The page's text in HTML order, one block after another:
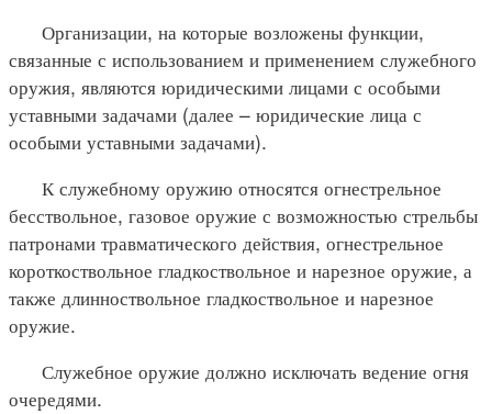
Организации, на которые возложены функции,
связанные с использованием и применением служебного
оружия, являются юридическими лицами с особыми
уставными задачами (далее – юридические лица с
особыми уставными задачами).
К служебному оружию относятся огнестрельное
бесствольное, газовое оружие с возможностью стрельбы
патронами травматического действия, огнестрельное
короткоствольное гладкоствольное и нарезное оружие, а
также длинноствольное гладкоствольное и нарезное
оружие.
Служебное оружие должно исключать ведение огня
очередями.